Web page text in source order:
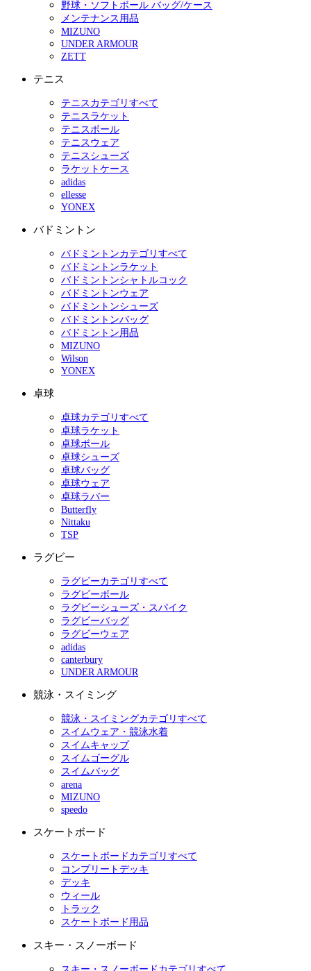
野球・ソフトボール バッグ/ケース
メンテナンス用品
MIZUNO
UNDER ARMOUR
ZETT
テニス
テニスカテゴリすべて
テニスラケット
テニスボール
テニスウェア
テニスシューズ
ラケットケース
adidas
ellesse
YONEX
バドミントン
バドミントンカテゴリすべて
バドミントンラケット
バドミントンシャトルコック
バドミントンウェア
バドミントンシューズ
バドミントンバッグ
バドミントン用品
MIZUNO
Wilson
YONEX
卓球
卓球カテゴリすべて
卓球ラケット
卓球ボール
卓球シューズ
卓球バッグ
卓球ウェア
卓球ラバー
Butterfly
Nittaku
TSP
ラグビー
ラグビーカテゴリすべて
ラグビーボール
ラグビーシューズ・スパイク
ラグビーバッグ
ラグビーウェア
adidas
canterbury
UNDER ARMOUR
競泳・スイミング
競泳・スイミングカテゴリすべて
スイムウェア・競泳水着
スイムキャップ
スイムゴーグル
スイムバッグ
arena
MIZUNO
speedo
スケートボード
スケートボードカテゴリすべて
コンプリートデッキ
デッキ
ウィール
トラック
スケートボード用品
スキー・スノーボード